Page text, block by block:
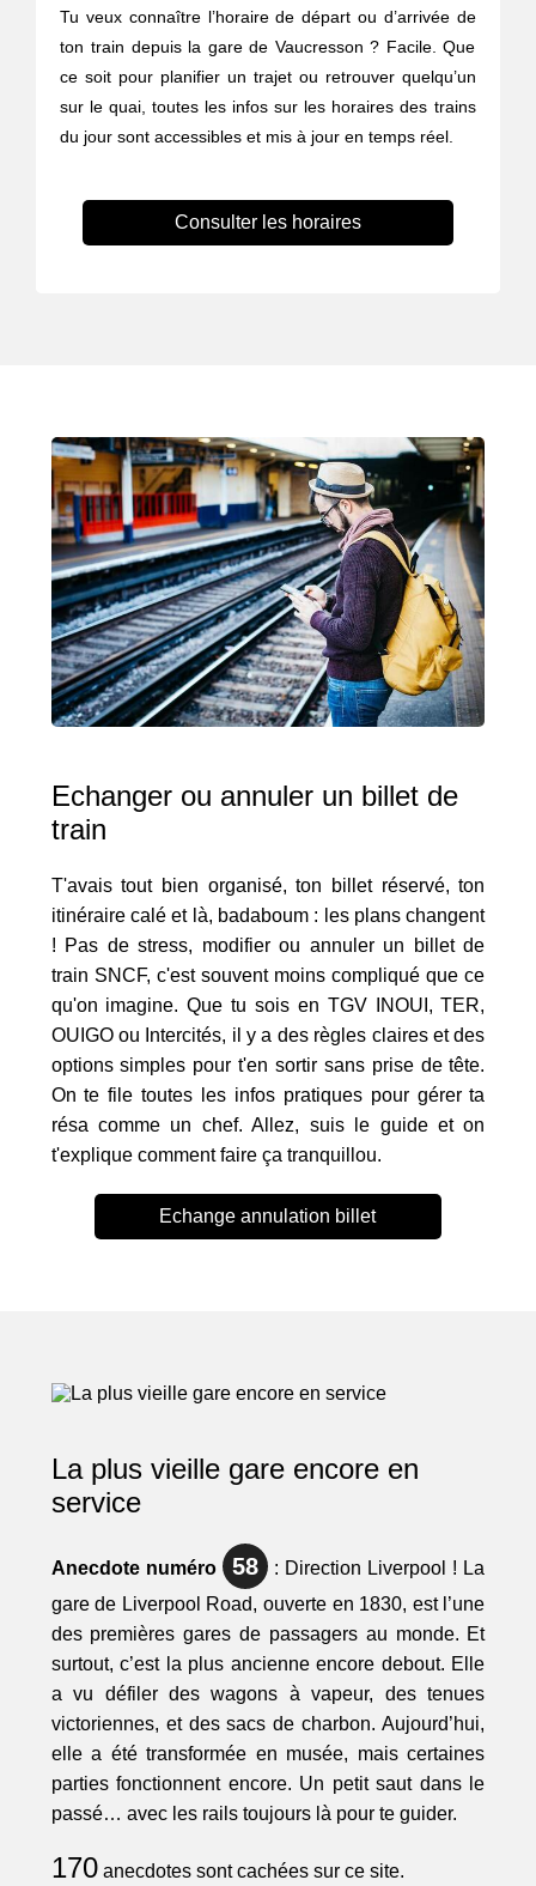
Tu veux connaître l’horaire de départ ou d’arrivée de
ton train depuis la gare de Vaucresson ? Facile. Que
ce soit pour planifier un trajet ou retrouver quelqu’un
sur le quai, toutes les infos sur les horaires des trains
du jour sont accessibles et mis à jour en temps réel.
Consulter les horaires
Echanger ou annuler un billet de
train
T'avais tout bien organisé, ton billet réservé, ton
itinéraire calé et là, badaboum : les plans changent
! Pas de stress, modifier ou annuler un billet de
train SNCF, c'est souvent moins compliqué que ce
qu'on imagine. Que tu sois en TGV INOUI, TER,
OUIGO ou Intercités, il y a des règles claires et des
options simples pour t'en sortir sans prise de tête.
On te file toutes les infos pratiques pour gérer ta
résa comme un chef. Allez, suis le guide et on
t'explique comment faire ça tranquillou.
Echange annulation billet
La plus vieille gare encore en
service
Anecdote numéro 58 : Direction Liverpool ! La
gare de Liverpool Road, ouverte en 1830, est l’une
des premières gares de passagers au monde. Et
surtout, c’est la plus ancienne encore debout. Elle
a vu défiler des wagons à vapeur, des tenues
victoriennes, et des sacs de charbon. Aujourd’hui,
elle a été transformée en musée, mais certaines
parties fonctionnent encore. Un petit saut dans le
passé… avec les rails toujours là pour te guider.
170anecdotes sont cachées sur ce site.